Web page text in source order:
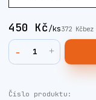
450 Kč/ks372 Kčbez
Číslo produktu: